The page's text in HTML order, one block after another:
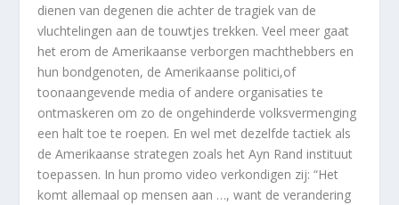
dienen van degenen die achter de tragiek van de
vluchtelingen aan de touwtjes trekken. Veel meer gaat
het erom de Amerikaanse verborgen machthebbers en
hun bondgenoten, de Amerikaanse politici,of
toonaangevende media of andere organisaties te
ontmaskeren om zo de ongehinderde volksvermenging
een halt toe te roepen. En wel met dezelfde tactiek als
de Amerikaanse strategen zoals het Ayn Rand instituut
toepassen. In hun promo video verkondigen zij: “Het
komt allemaal op mensen aan …, want de verandering